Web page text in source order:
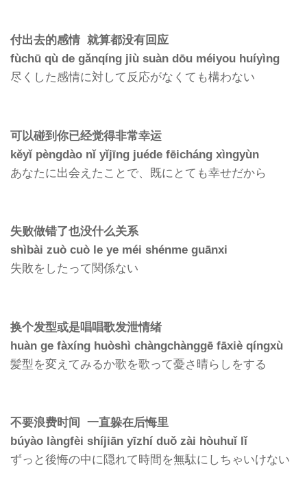
付出去的感情 就算都没有回应
fùchū qù de gǎnqíng jiù suàn dōu méiyou huíyìng
尽くした感情に対して反応がなくても構わない
可以碰到你已经觉得非常幸运
kěyǐ pèngdào nǐ yǐjīng juéde fēicháng xìngyùn
あなたに出会えたことで、既にとても幸せだから
失败做错了也没什么关系
shìbài zuò cuò le ye méi shénme guānxi
失敗をしたって関係ない
换个发型或是唱唱歌发泄情绪
huàn ge fàxíng huòshì chàngchànggē fāxiè qíngxù
髪型を変えてみるか歌を歌って憂さ晴らしをする
不要浪费时间 一直躲在后悔里
búyào làngfèi shíjiān yīzhí duǒ zài hòuhuǐ lǐ
ずっと後悔の中に隠れて時間を無駄にしちゃいけない